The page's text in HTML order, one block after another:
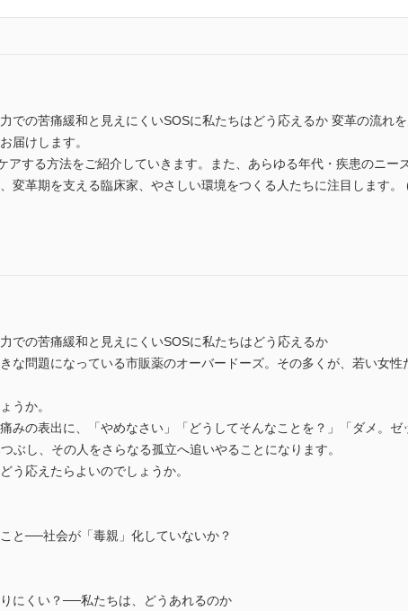
の苦痛緩和と見えにくいSOSに私たちはどう応えるか 変革の流れ
届けします。
アする方法をご紹介していきます。また、あらゆる年代・疾患のニ
変革期を支える臨床家、やさしい環境をつくる人たちに注目します
の苦痛緩和と見えにくいSOSに私たちはどう応えるか
な問題になっている市販薬のオーバードーズ。その多くが、若い女性
うか。
みの表出に、「やめなさい」「どうしてそんなことを？」「ダメ。
ぶし、その人をさらなる孤立へ追いやることになります。
う応えたらよいのでしょうか。
と──社会が「毒親」化していないか？
にくい？──私たちは、どうあれるのか